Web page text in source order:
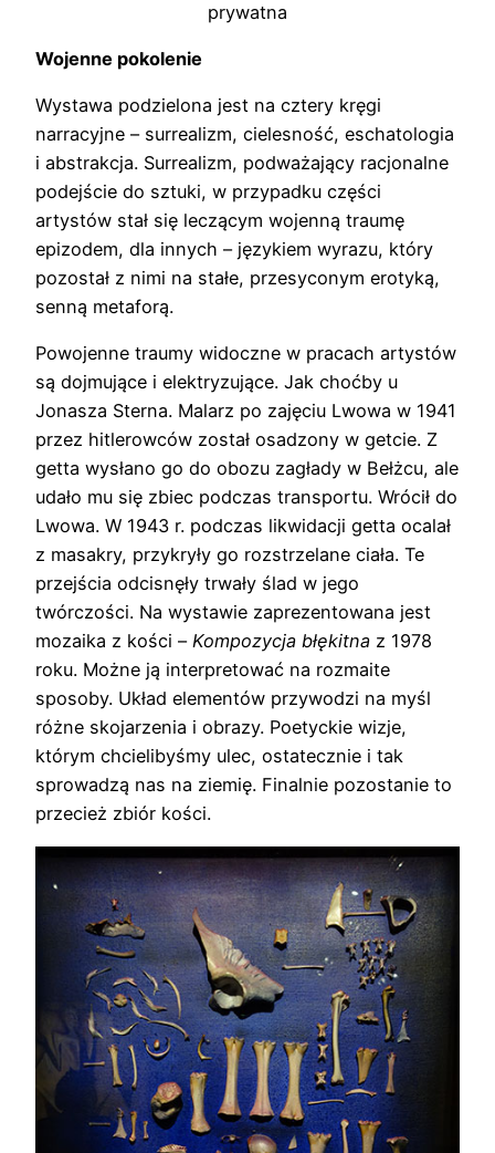
prywatna
Wojenne pokolenie
Wystawa podzielona jest na cztery kręgi
narracyjne – surrealizm, cielesność, eschatologia
i abstrakcja. Surrealizm, podważający racjonalne
podejście do sztuki, w przypadku części
artystów stał się leczącym wojenną traumę
epizodem, dla innych – językiem wyrazu, który
pozostał z nimi na stałe, przesyconym erotyką,
senną metaforą.
Powojenne traumy widoczne w pracach artystów
są dojmujące i elektryzujące. Jak choćby u
Jonasza Sterna. Malarz po zajęciu Lwowa w 1941
przez hitlerowców został osadzony w getcie. Z
getta wysłano go do obozu zagłady w Bełżcu, ale
udało mu się zbiec podczas transportu. Wrócił do
Lwowa. W 1943 r. podczas likwidacji getta ocalał
z masakry, przykryły go rozstrzelane ciała. Te
przejścia odcisnęły trwały ślad w jego
twórczości. Na wystawie zaprezentowana jest
mozaika z kości – Kompozycja błękitna z 1978
roku. Możne ją interpretować na rozmaite
sposoby. Układ elementów przywodzi na myśl
różne skojarzenia i obrazy. Poetyckie wizje,
którym chcielibyśmy ulec, ostatecznie i tak
sprowadzą nas na ziemię. Finalnie pozostanie to
przecież zbiór kości.